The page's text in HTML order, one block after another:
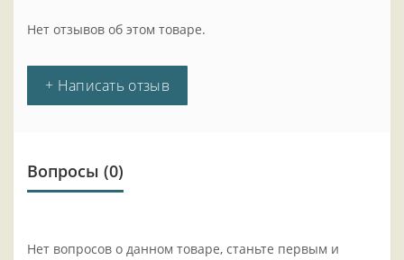
Нет отзывов об этом товаре.
+ Написать отзыв
Вопросы (0)
Нет вопросов о данном товаре, станьте первым и